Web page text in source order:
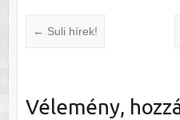
← Suli hírek!
Vélemény,